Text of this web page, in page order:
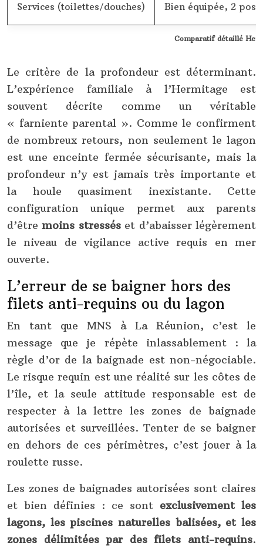
Comparatif détaillé
Services (toilettes/douches) Bien équipée, 2
Le critère de la profondeur est déterminant.
L’expérience familiale à l’Hermitage est
souvent décrite comme un véritable
« farniente parental ». Comme le confirment
de nombreux retours, non seulement le lagon
est une enceinte fermée sécurisante, mais la
profondeur n’y est jamais très importante et
la houle quasiment inexistante. Cette
configuration unique permet aux parents
d’êtremoins stresséset d’abaisser légèrement
le niveau de vigilance active requis en mer
ouverte.
L’erreur de se baigner hors des
filets anti-requins ou du lagon
En tant que MNS à La Réunion, c’est le
message que je répète inlassablement : la
règle d’or de la baignade est non-négociable.
Le risque requin est une réalité sur les côtes de
l’île, et la seule attitude responsable est de
respecter à la lettre les zones de baignade
autorisées et surveillées. Tenter de se baigner
en dehors de ces périmètres, c’est jouer à la
roulette russe.
Les zones de baignades autorisées sont claires
et bien définies : ce sont exclusivement les
lagons, les piscines naturelles balisées, et les
zones délimitées par des filets anti-requins.